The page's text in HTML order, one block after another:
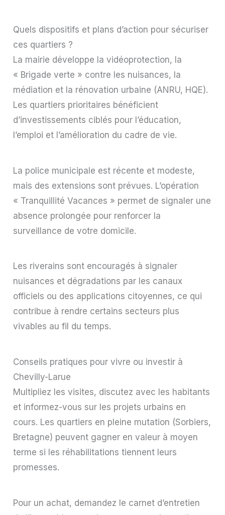
Quels dispositifs et plans d’action pour sécuriser
ces quartiers ?
La mairie développe la vidéoprotection, la
« Brigade verte » contre les nuisances, la
médiation et la rénovation urbaine (ANRU, HQE).
Les quartiers prioritaires bénéficient
d’investissements ciblés pour l’éducation,
l’emploi et l’amélioration du cadre de vie.
La police municipale est récente et modeste,
mais des extensions sont prévues. L’opération
« Tranquillité Vacances » permet de signaler une
absence prolongée pour renforcer la
surveillance de votre domicile.
Les riverains sont encouragés à signaler
nuisances et dégradations par les canaux
officiels ou des applications citoyennes, ce qui
contribue à rendre certains secteurs plus
vivables au fil du temps.
Conseils pratiques pour vivre ou investir à
Chevilly-Larue
Multipliez les visites, discutez avec les habitants
et informez-vous sur les projets urbains en
cours. Les quartiers en pleine mutation (Sorbiers,
Bretagne) peuvent gagner en valeur à moyen
terme si les réhabilitations tiennent leurs
promesses.
Pour un achat, demandez le carnet d’entretien